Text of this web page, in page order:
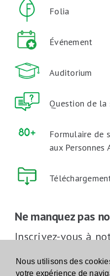
Nous utilisons des
votre expérience de
Folia
Événement
Auditorium
Question de la
Formulaire de
aux Personnes
Ne manquez pas
Inscrivez-vous à
Inscrivez-vous